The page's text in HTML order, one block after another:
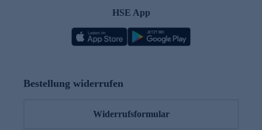
HSE App
Bestellung widerrufen
Widerrufsformular